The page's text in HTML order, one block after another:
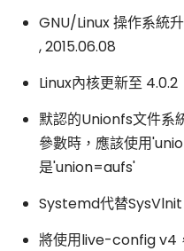
GNU/Linux 操作系統
, 2015.06.08
Linux內核更新至 4.0.2
默認的Unionfs文件系
參數時，應該使用
是'union=aufs'
Systemd代替SysVlnit
將使用live-config v4